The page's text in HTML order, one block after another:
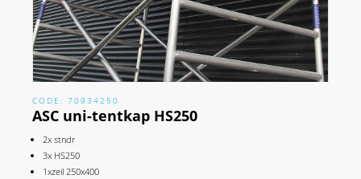
CODE: 70934250
ASC uni-tentkap HS250
2x stndr
3x HS250
1xzeil 250x400